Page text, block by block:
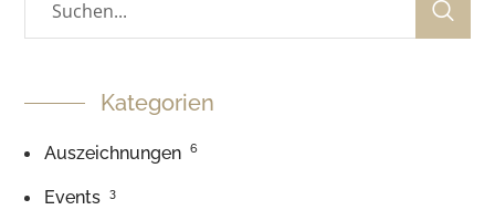
Kategorien
Auszeichnungen 6
Events 3